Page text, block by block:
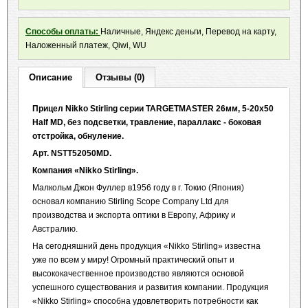
Способы оплаты: Наличные, Яндекс деньги, Перевод на карту,
Наложенный платеж, Qiwi, WU
Описание Отзывы (0)
Прицел Nikko Stirling серии TARGETMASTER 26мм, 5-20x50
Half MD, без подсветки, травление, параллакс - боковая
отстройка, обнуление.
Арт. NSTT52050MD.
Компания «Nikko Stirling».
Малкольм Джон Фуллер в1956 году в г. Токио (Япония)
основал компанию Stirling Scope Company Ltd для
производства и экспорта оптики в Европу, Африку и
Австралию.
На сегодняшний день продукция «Nikko Stirling» известна
уже по всем у миру! Огромный практический опыт и
высококачественное производство являются основой
успешного существования и развития компании. Продукция
«Nikko Stirling» способна удовлетворить потребности как